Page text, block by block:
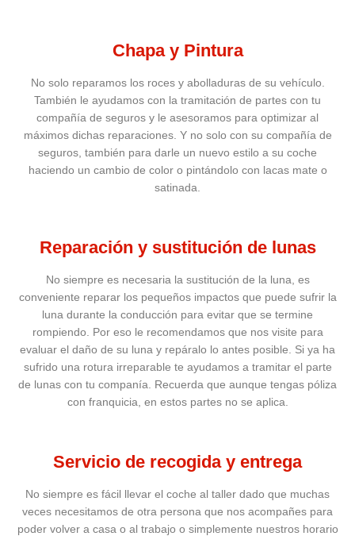
Chapa y Pintura
No solo reparamos los roces y abolladuras de su vehículo.
También le ayudamos con la tramitación de partes con tu
compañía de seguros y le asesoramos para optimizar al
máximos dichas reparaciones. Y no solo con su compañía de
seguros, también para darle un nuevo estilo a su coche
haciendo un cambio de color o pintándolo con lacas mate o
satinada.
Reparación y sustitución de lunas
No siempre es necesaria la sustitución de la luna, es
conveniente reparar los pequeños impactos que puede sufrir la
luna durante la conducción para evitar que se termine
rompiendo. Por eso le recomendamos que nos visite para
evaluar el daño de su luna y repáralo lo antes posible. Si ya ha
sufrido una rotura irreparable te ayudamos a tramitar el parte
de lunas con tu companía. Recuerda que aunque tengas póliza
con franquicia, en estos partes no se aplica.
Servicio de recogida y entrega
No siempre es fácil llevar el coche al taller dado que muchas
veces necesitamos de otra persona que nos acompañes para
poder volver a casa o al trabajo o simplemente nuestros horario